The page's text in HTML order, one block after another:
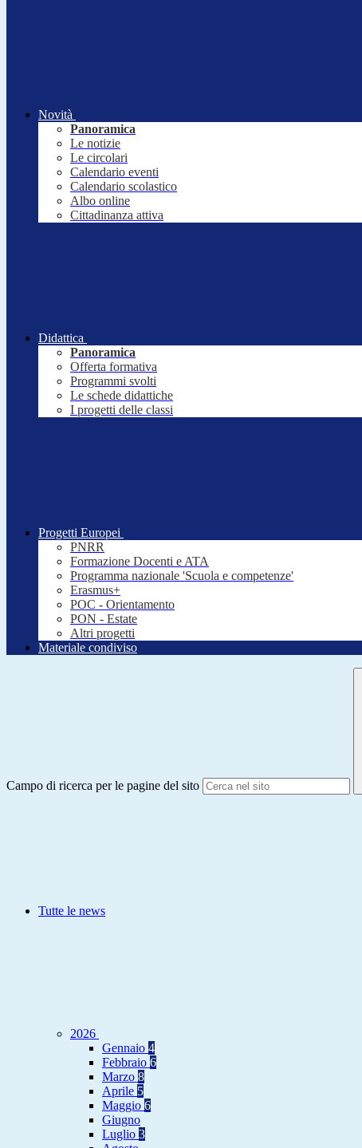
Novità
Panoramica
Le notizie
Le circolari
Calendario eventi
Calendario scolastico
Albo online
Cittadinanza attiva
Didattica
Panoramica
Offerta formativa
Programmi svolti
Le schede didattiche
I progetti delle classi
Progetti Europei
PNRR
Formazione Docenti e ATA
Programma nazionale 'Scuola e competenze'
Erasmus+
POC - Orientamento
PON - Estate
Altri progetti
Materiale condiviso
Campo di ricerca per le pagine del sito
Tutte le news
2026
Gennaio 4
Febbraio 6
Marzo 8
Aprile 5
Maggio 6
Giugno
Luglio 3